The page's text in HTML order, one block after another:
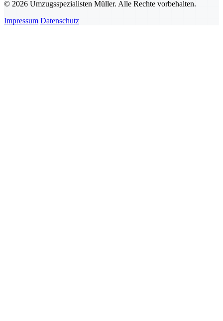
© 2026 Umzugsspezialisten Müller. Alle Rechte vorbehalten.
Impressum Datenschutz